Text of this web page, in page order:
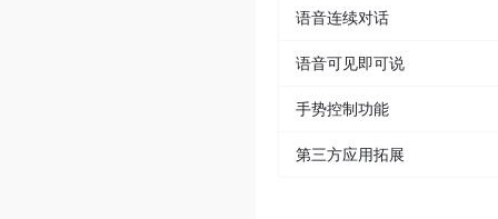
语音连续对话
语音可见即可说
手势控制功能
第三方应用拓展